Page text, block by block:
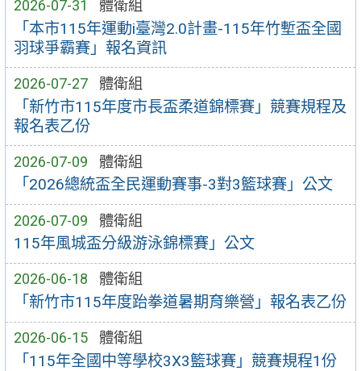
2026-07-31 體衛組
「本市115年運動i臺灣2.0計畫-115年竹塹盃全國
羽球爭霸賽」報名資訊
2026-07-27 體衛組
「新竹市115年度市長盃柔道錦標賽」競賽規程及
報名表乙份
2026-07-09 體衛組
「2026總統盃全民運動賽事-3對3籃球賽」公文
2026-07-09 體衛組
115年風城盃分級游泳錦標賽」公文
2026-06-18 體衛組
「新竹市115年度跆拳道暑期育樂營」報名表乙份
2026-06-15 體衛組
「115年全國中等學校3X3籃球賽」競賽規程1份